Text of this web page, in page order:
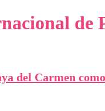
de
del Carmen